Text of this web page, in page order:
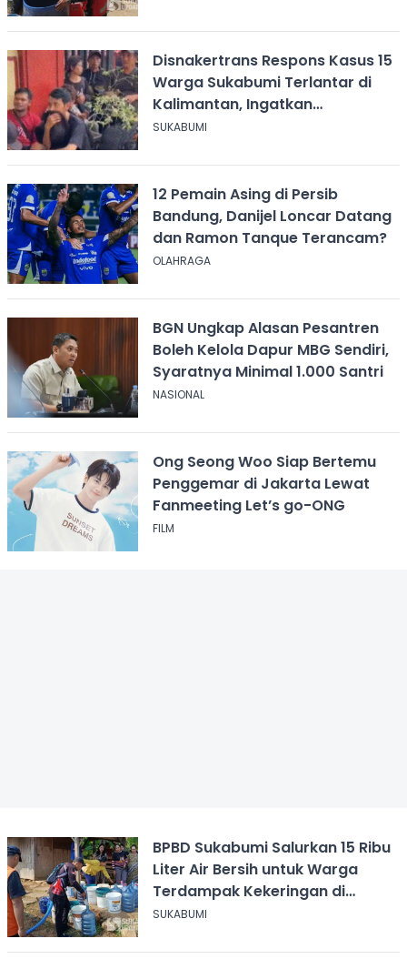
Disnakertrans Respons Kasus 15
Warga Sukabumi Terlantar di
Kalimantan, Ingatkan
Pentingnya Perjanjian Kerja
SUKABUMI
12 Pemain Asing di Persib
Bandung, Danijel Loncar Datang
dan Ramon Tanque Terancam?
OLAHRAGA
BGN Ungkap Alasan Pesantren
Boleh Kelola Dapur MBG Sendiri,
Syaratnya Minimal 1.000 Santri
NASIONAL
Ong Seong Woo Siap Bertemu
Penggemar di Jakarta Lewat
Fanmeeting Let’s go-ONG
FILM
BPBD Sukabumi Salurkan 15 Ribu
Liter Air Bersih untuk Warga
Terdampak Kekeringan di
Cicurug
SUKABUMI